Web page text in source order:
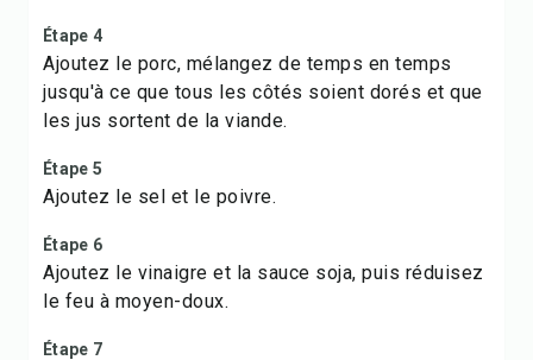
Étape 4
Ajoutez le porc, mélangez de temps en temps
jusqu'à ce que tous les côtés soient dorés et que
les jus sortent de la viande.
Étape 5
Ajoutez le sel et le poivre.
Étape 6
Ajoutez le vinaigre et la sauce soja, puis réduisez
le feu à moyen-doux.
Étape 7